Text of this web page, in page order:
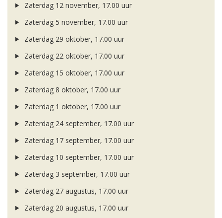
Zaterdag 12 november, 17.00 uur
Zaterdag 5 november, 17.00 uur
Zaterdag 29 oktober, 17.00 uur
Zaterdag 22 oktober, 17.00 uur
Zaterdag 15 oktober, 17.00 uur
Zaterdag 8 oktober, 17.00 uur
Zaterdag 1 oktober, 17.00 uur
Zaterdag 24 september, 17.00 uur
Zaterdag 17 september, 17.00 uur
Zaterdag 10 september, 17.00 uur
Zaterdag 3 september, 17.00 uur
Zaterdag 27 augustus, 17.00 uur
Zaterdag 20 augustus, 17.00 uur